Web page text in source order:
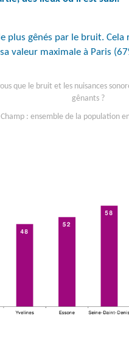
plus gênés par le bruit.
valeur maximale à Paris
que le bruit et les nuisances
gênants ?
Champ : ensemble de la population